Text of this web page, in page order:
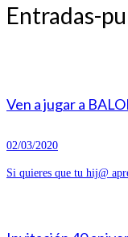
Entradas-
Ven a jugar a
02/03/2020
Si quieres que tu hij@